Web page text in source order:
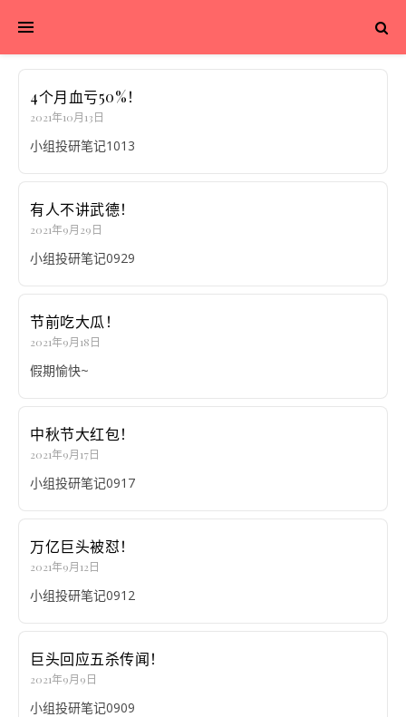
4个月血亏50%！
2021年10月13日
小组投研笔记1013
有人不讲武德！
2021年9月29日
小组投研笔记0929
节前吃大瓜！
2021年9月18日
假期愉快~
中秋节大红包！
2021年9月17日
小组投研笔记0917
万亿巨头被怼！
2021年9月12日
小组投研笔记0912
巨头回应五杀传闻！
2021年9月9日
小组投研笔记0909